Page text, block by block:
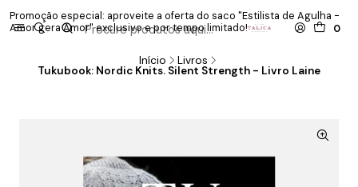
0
Promoção especial: aproveite a oferta do saco "Estilista de Agulha -
Amor gera Amor" exclusivo e por tempo limitado!
Início Livros
Tukubook: Nordic Knits. Silent Strength - Livro Laine